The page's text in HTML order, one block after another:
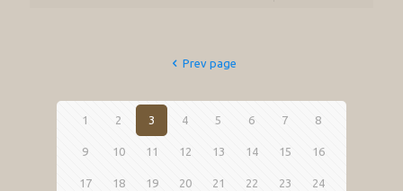
Prev page
1 2 3 4 5 6 7 8
9 10 11 12 13 14 15 16
17 18 19 20 21 22 23 24